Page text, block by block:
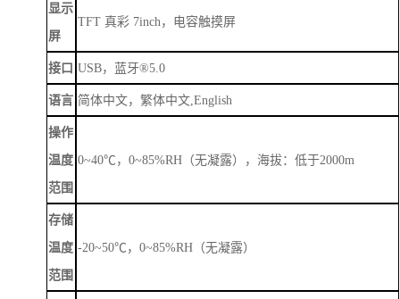
显示
屏
TFT 真彩 7inch，电容触摸屏
接口 USB，蓝牙®5.0
语言 简体中文，繁体中文 ,English
操作
温度
范围
0~40℃，0~85%RH（无凝露），海拔：低于2000m
存储
温度
范围
-20~50℃，0~85%RH（无凝露）